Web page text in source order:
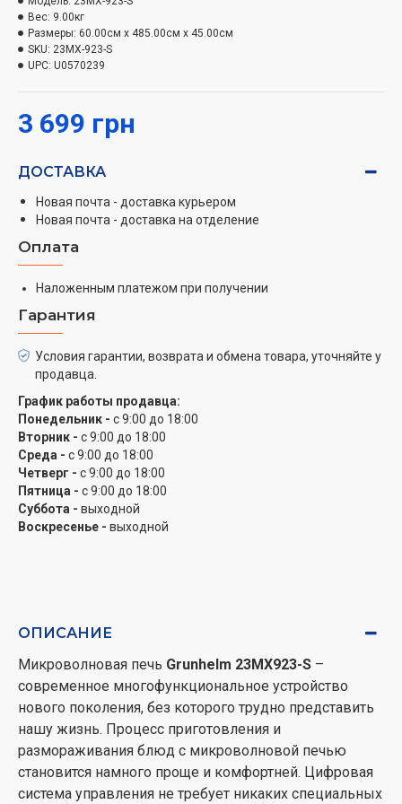
можете регулировать, исходя из 5 возможных
уровней. Наличие LED дисплея, значительно упрощает
работу с прибором. Также модель Grunhelm 23MX923-
имеет увеличенный внутренний объем 23л, в
который помещен вращающийся поддон диаметром
270мм, при этом вес и внешние размеры остались
минимальными. Все выше перечисленные качества
делают покупку данной микроволновой печи
разумным и экономичным решением.
3 699 грн
Вес: 9.00кг
Размеры: 60.00см x 485.00см x 45.00см
SKU: 23MX-923-S
UPC: U0570239
ДОСТАВКА
Новая почта - доставка курьером
Новая почта - доставка на отделение
Оплата
Наложенным платежом при получении
Гарантия
Условия гарантии, возврата и обмена товара, уточняйте у
продавца.
График работы продавца:
Понедельник - с 9:00 до 18:00
Вторник - с 9:00 до 18:00
Среда - с 9:00 до 18:00
Четверг - с 9:00 до 18:00
Пятница - с 9:00 до 18:00
Суббота - выходной
Воскресенье - выходной
ОПИСАНИЕ
Микроволновая печь Grunhelm 23MX923-S –
современное многофункциональное устройство
нового поколения, без которого трудно представить
нашу жизнь. Процесс приготовления и
размораживания блюд с микроволновой печью
становится намного проще и комфортней. Цифровая
система управления не требует никаких специальных